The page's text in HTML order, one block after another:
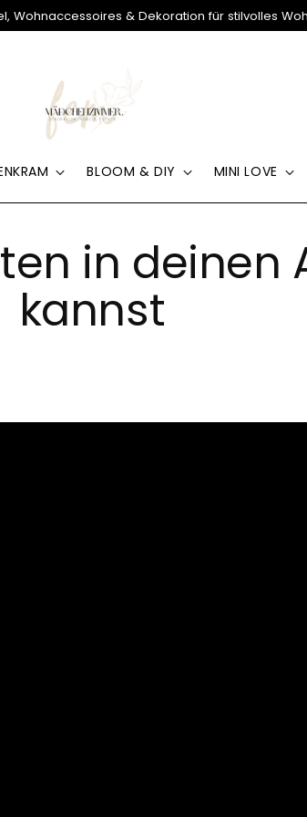
Wohnaccessoires & Dekoration für stilvolles
BLOOM & DIY MINI LOVE
in deinen
kannst